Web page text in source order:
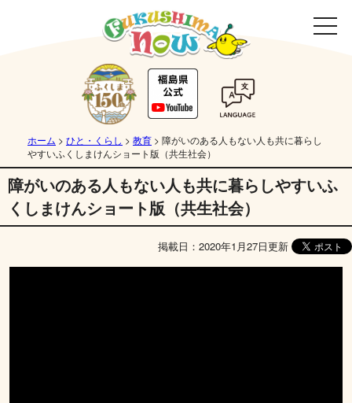
ホーム > ひと・くらし > 教育 > 障がいのある人もない人も共に暮らし
やすいふくしまけんショート版（共生社会）
障がいのある人もない人も共に暮らしやすいふ
くしまけんショート版（共生社会）
掲載日：2020年1月27日更新